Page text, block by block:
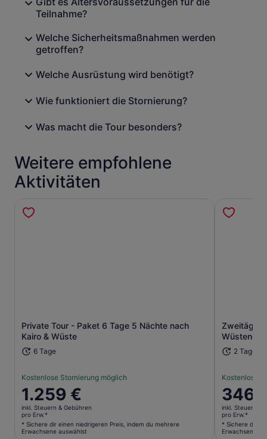
Teilnahme?
Welche Sicherheitsmaßnahmen werden
getroffen?
Welche Ausrüstung wird benötigt?
Wie funktioniert die Stornierung?
Was macht die Tour besonders?
Weitere empfohlene
Aktivitäten
Private Tour - Paket 6 Tage 5 Nächte nach
Kairo & Wüste
6 Tage
Kostenlose Stornierung möglich
Der
Preis
beträgt
1.259 €
1.259 €
inkl. Steuern & Gebühren
pro Erw.*
* Sichere dir einen niedrigeren Preis, indem du mehrere
Erwachsene auswählst
Wird in einem neuen Tab geöffnet
2 Tage
Kostenlose
Der
Preis
beträgt
346 €
346
inkl. Steuern &
pro Erw.*
* Sichere dir
Erwachsene